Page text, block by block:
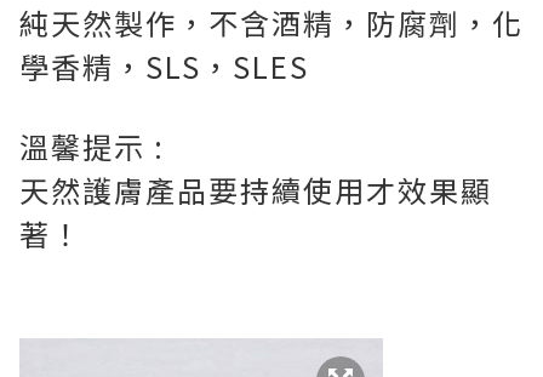
純天然製作，不含酒精，防腐劑，化
學香精，SLS，SLES
溫馨提示 :
天然護膚產品要持續使用才效果顯
著！